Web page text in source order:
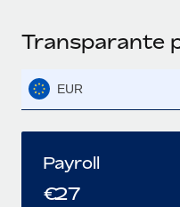
Transparante
EUR
Payroll
€27